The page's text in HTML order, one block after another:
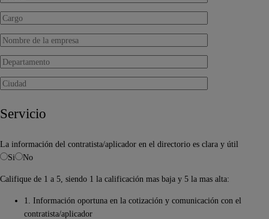
Servicio
La información del contratista/aplicador en el directorio es clara y útil
Si
No
Califique de 1 a 5, siendo 1 la calificación mas baja y 5 la mas alta:
1. Información oportuna en la cotización y comunicación con el
contratista/aplicador